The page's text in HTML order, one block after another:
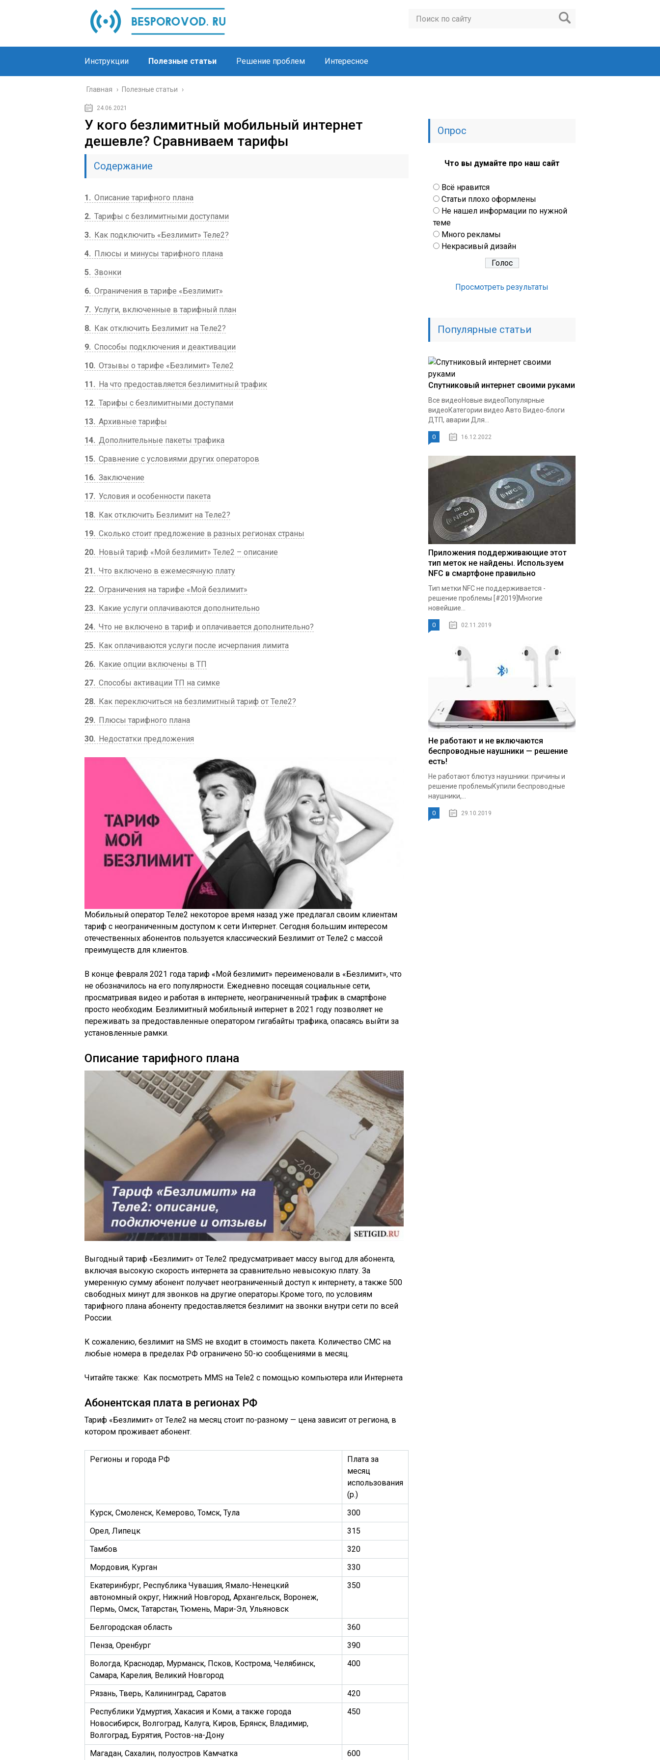
Инструкции Полезные статьи Решение проблем Интересное
Главная › Полезные статьи ›
24.06.2021
У кого безлимитный мобильный интернет
дешевле? Сравниваем тарифы
Содержание
1
Описание тарифного плана
2 Тарифы с безлимитными доступами
3
Как подключить «Безлимит» Теле2?
4
Плюсы и минусы тарифного плана
5 Звонки
6 Ограничения в тарифе «Безлимит»
7 Услуги, включенные в тарифный план
8
Как отключить Безлимит на Теле2?
9 Способы подключения и деактивации
10 Отзывы о тарифе «Безлимит» Теле2
11
На что предоставляется безлимитный трафик
12 Тарифы с безлимитными доступами
13 Архивные тарифы
14 Дополнительные пакеты трафика
15 Сравнение с условиями других операторов
16 Заключение
17 Условия и особенности пакета
18
Как отключить Безлимит на Теле2?
19 Сколько стоит предложение в разных регионах страны
20
Новый тариф «Мой безлимит» Теле2 – описание
21
Что включено в ежемесячную плату
22 Ограничения на тарифе «Мой безлимит»
23
Какие услуги оплачиваются дополнительно
24 Что не включено в тариф и оплачивается дополнительно?
25
Как оплачиваются услуги после исчерпания лимита
26
Какие опции включены в ТП
27 Способы активации ТП на симке
28
Как переключиться на безлимитный тариф от Теле2?
29
Плюсы тарифного плана
30
Недостатки предложения
Мобильный оператор Теле2 некоторое время назад уже предлагал своим клиентам
тариф с неограниченным доступом к сети Интернет. Сегодня большим интересом
отечественных абонентов пользуется классический Безлимит от Теле2 с массой
преимуществ для клиентов.
В конце февраля 2021 года тариф «Мой безлимит» переименовали в «Безлимит», что
не обозначилось на его популярности. Ежедневно посещая социальные сети,
просматривая видео и работая в интернете, неограниченный трафик в смартфоне
просто необходим. Безлимитный мобильный интернет в 2021 году позволяет не
переживать за предоставленные оператором гигабайты трафика, опасаясь выйти за
установленные рамки.
Описание тарифного плана
Выгодный тариф «Безлимит» от Теле2 предусматривает массу выгод для абонента,
включая высокую скорость интернета за сравнительно невысокую плату. За
умеренную сумму абонент получает неограниченный доступ к интернету, а также 500
свободных минут для звонков на другие операторы.Кроме того, по условиям
тарифного плана абоненту предоставляется безлимит на звонки внутри сети по всей
России.
К сожалению, безлимит на SMS не входит в стоимость пакета. Количество СМС на
любые номера в пределах РФ ограничено 50-ю сообщениями в месяц.
Читайте также: Как посмотреть MMS на Tele2 с помощью компьютера или Интернета
Абонентская плата в регионах РФ
Тариф «Безлимит» от Теле2 на месяц стоит по-разному — цена зависит от региона, в
котором проживает абонент.
Регионы и города РФ
Плата за
месяц
использования
(р.)
Курск, Смоленск, Кемерово, Томск, Тула
300
Орел, Липецк
315
Тамбов
320
Мордовия, Курган
330
Екатеринбург, Республика Чувашия, Ямало-Ненецкий
автономный округ, Нижний Новгород, Архангельск, Воронеж,
Пермь, Омск, Татарстан, Тюмень, Мари-Эл, Ульяновск
350
Белгородская область
360
Пенза, Оренбург
390
Вологда, Краснодар, Мурманск, Псков, Кострома, Челябинск,
Самара, Карелия, Великий Новгород
400
Рязань, Тверь, Калининград, Саратов
420
Республики Удмуртия, Хакасия и Коми, а также города
Новосибирск, Волгоград, Калуга, Киров, Брянск, Владимир,
Волгоград, Бурятия, Ростов-на-Дону
450
Магадан, Сахалин, полуостров Камчатка 600
Опрос
Что вы думайте про наш сайт
Всё нравится
Статьи плохо оформлены
Не нашел информации по нужной
теме
Много рекламы
Некрасивый дизайн
Просмотреть результаты
Популярные статьи
Спутниковый интернет своими руками
Все видеоНовые видеоПопулярные
видеоКатегории видео Авто Видео-блоги
ДТП, аварии Для...
0 16.12.2022
Приложения поддерживающие этот
тип меток не найдены. Используем
NFC в смартфоне правильно
Тип метки NFC не поддерживается -
решение проблемы [#2019]Многие
новейшие...
0 02.11.2019
Не работают и не включаются
беспроводные наушники — решение
есть!
Не работают блютуз наушники: причины и
решение проблемыКупили беспроводные
наушники,...
0 29.10.2019